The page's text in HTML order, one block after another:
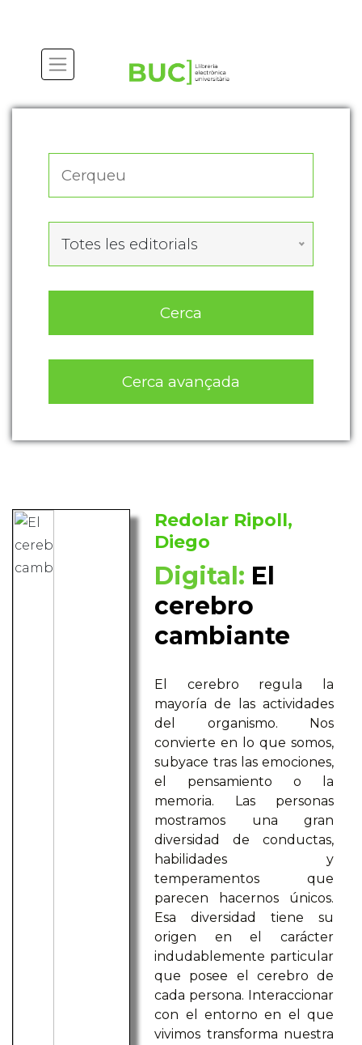
Totes les editorials
Cerca
Cerca avançada
Redolar Ripoll,
Diego
Digital: El
cerebro
cambiante
El cerebro regula la
mayoría de las actividades
del organismo. Nos
convierte en lo que somos,
subyace tras las emociones,
el pensamiento o la
memoria. Las personas
mostramos una gran
diversidad de conductas,
habilidades y
temperamentos que
parecen hacernos únicos.
Esa diversidad tiene su
origen en el carácter
indudablemente particular
que posee el cerebro de
cada persona. Interaccionar
con el entorno en el que
vivimos transforma nuestra